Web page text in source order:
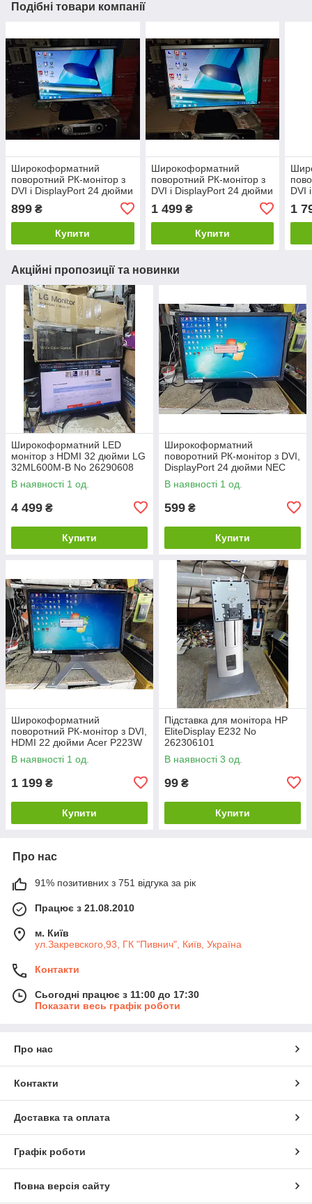
Подібні товари компанії
Широкоформатний
поворотний РК-монітор з
DVI і DisplayPort 24 дюйми
HP Compaq LA2405wg No
24041120
899 ₴
Купити
Широкоформатний
поворотний РК-монітор з
DVI і DisplayPort 24 дюйми
HP Compaq LA2405wg No
24041123
1 499₴
Купити
DVI
1
Акційні пропозиції та новинки
Широкоформатний LED
монітор з HDMI 32 дюйми LG
32ML600M-B No 26290608
В наявності 1 од.
4 499 ₴
Купити
Широкоформатний
поворотний РК-монітор з DVI,
DisplayPort 24 дюйми NEC
MultiSync PA241W-BK No
26230621
В наявності 1 од.
599 ₴
Купити
Широкоформатний
поворотний РК-монітор з DVI,
HDMI 22 дюйми Acer P223W
Bbidr No 26230620
В наявності 1 од.
1 199 ₴
Купити
Підставка для монітора HP
EliteDisplay E232 No
262306101
В наявності 3 од.
99 ₴
Купити
Про нас
91% позитивних з 751 відгука за рік
Працює з 21.08.2010
м. Київ
ул.Закревского,93, ГК "Пивнич", Київ, Україна
Контакти
Сьогодні працює з 11:00 до 17:30
Показати весь графік роботи
Про нас
Контакти
Доставка та оплата
Графік роботи
Повна версія сайту